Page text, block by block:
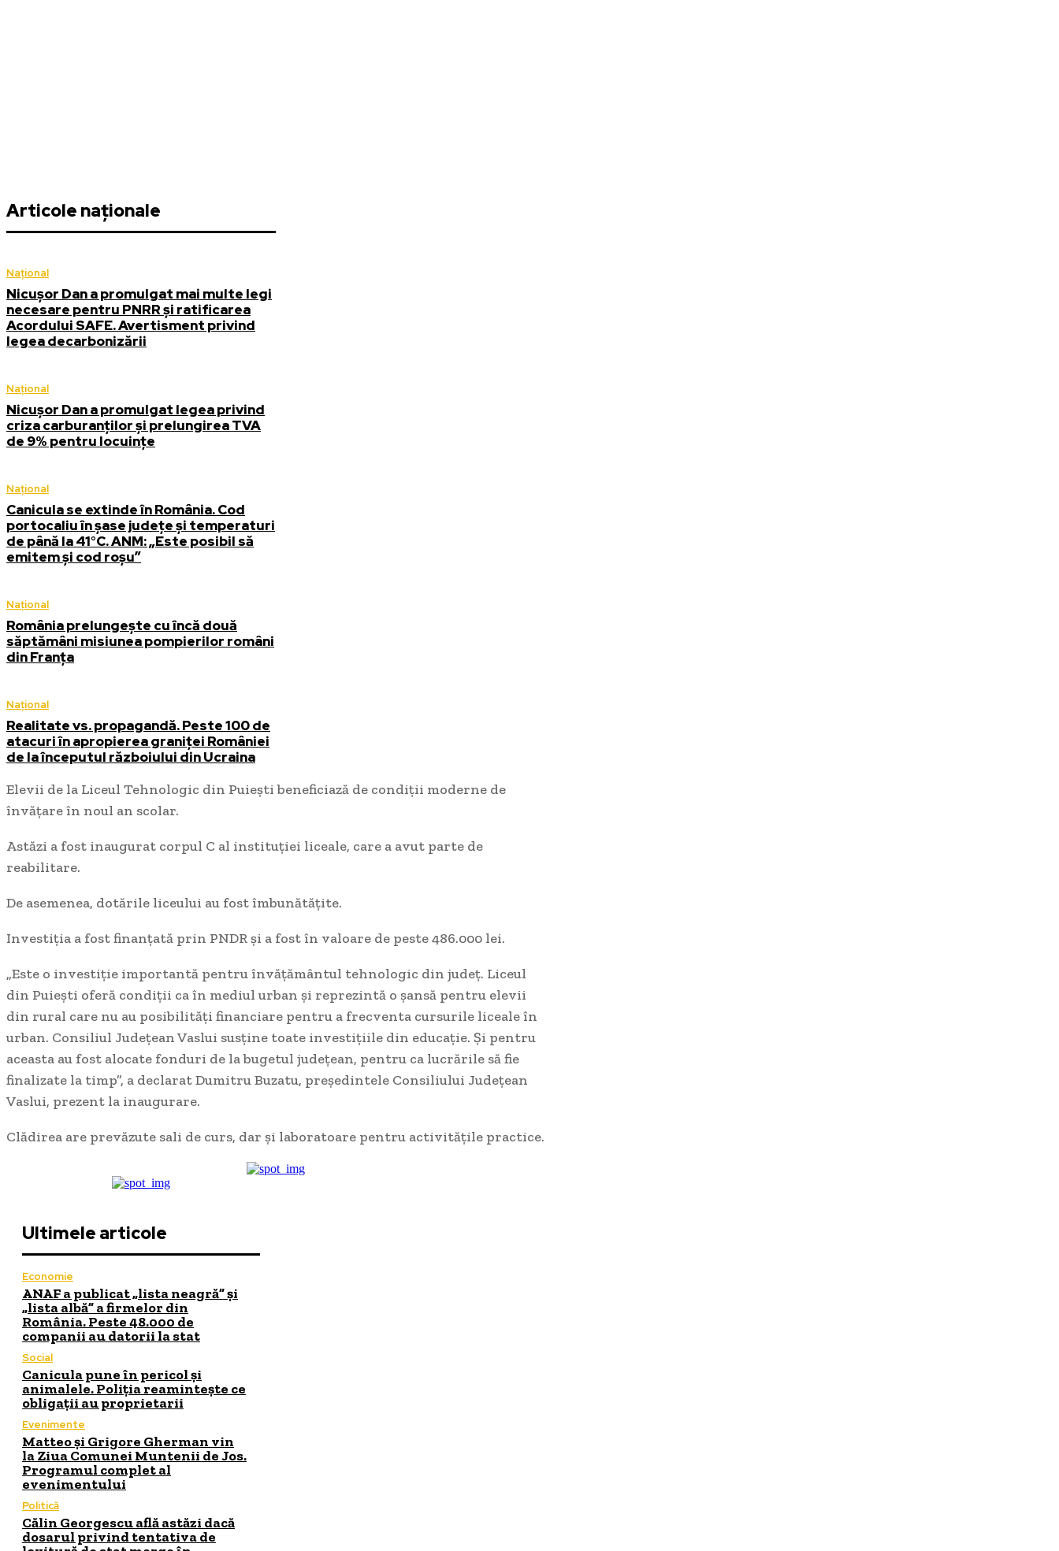
Articole naționale
Național
Nicușor Dan a promulgat mai multe legi
necesare pentru PNRR și ratificarea
Acordului SAFE. Avertisment privind
legea decarbonizării
Național
Nicușor Dan a promulgat legea privind
criza carburanților și prelungirea TVA
de 9% pentru locuințe
Național
Canicula se extinde în România. Cod
portocaliu în șase județe și temperaturi
de până la 41°C. ANM: „Este posibil să
emitem și cod roșu”
Național
România prelungește cu încă două
săptămâni misiunea pompierilor români
din Franța
Național
Realitate vs. propagandă. Peste 100 de
atacuri în apropierea graniței României
de la începutul războiului din Ucraina
Elevii de la Liceul Tehnologic din Puiești beneficiază de condiții moderne de
învățare în noul an scolar.
Astăzi a fost inaugurat corpul C al instituției liceale, care a avut parte de
reabilitare.
De asemenea, dotările liceului au fost îmbunătățite.
Investiția a fost finanțată prin PNDR și a fost în valoare de peste 486.000 lei.
„Este o investiție importantă pentru învățământul tehnologic din județ. Liceul
din Puiești oferă condiții ca în mediul urban și reprezintă o șansă pentru elevii
din rural care nu au posibilități financiare pentru a frecventa cursurile liceale în
urban. Consiliul Județean Vaslui susține toate investițiile din educație. Și pentru
aceasta au fost alocate fonduri de la bugetul județean, pentru ca lucrările să fie
finalizate la timp”, a declarat Dumitru Buzatu, președintele Consiliului Județean
Vaslui, prezent la inaugurare.
Clădirea are prevăzute sali de curs, dar și laboratoare pentru activitățile practice.
Ultimele articole
Economie
ANAF a publicat „lista neagră” și
„lista albă” a firmelor din
România. Peste 48.000 de
companii au datorii la stat
Social
Canicula pune în pericol și
animalele. Poliția reamintește ce
obligații au proprietarii
Evenimente
Matteo și Grigore Gherman vin
la Ziua Comunei Muntenii de Jos.
Programul complet al
evenimentului
Politică
Călin Georgescu află astăzi dacă
dosarul privind tentativa de